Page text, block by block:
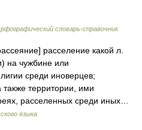
словарь-справочник
расселение какой л.
на чужбине или
среди иноверцев;
территории, ими
расселенных среди иных…
языка